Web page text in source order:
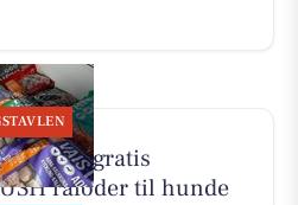
tilbyder gratis
råfoder til hunde